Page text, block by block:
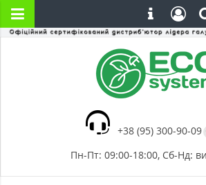
+38 (95) 300-90-09
Пн-Пт: 09:00-18:00, Сб-Нд: